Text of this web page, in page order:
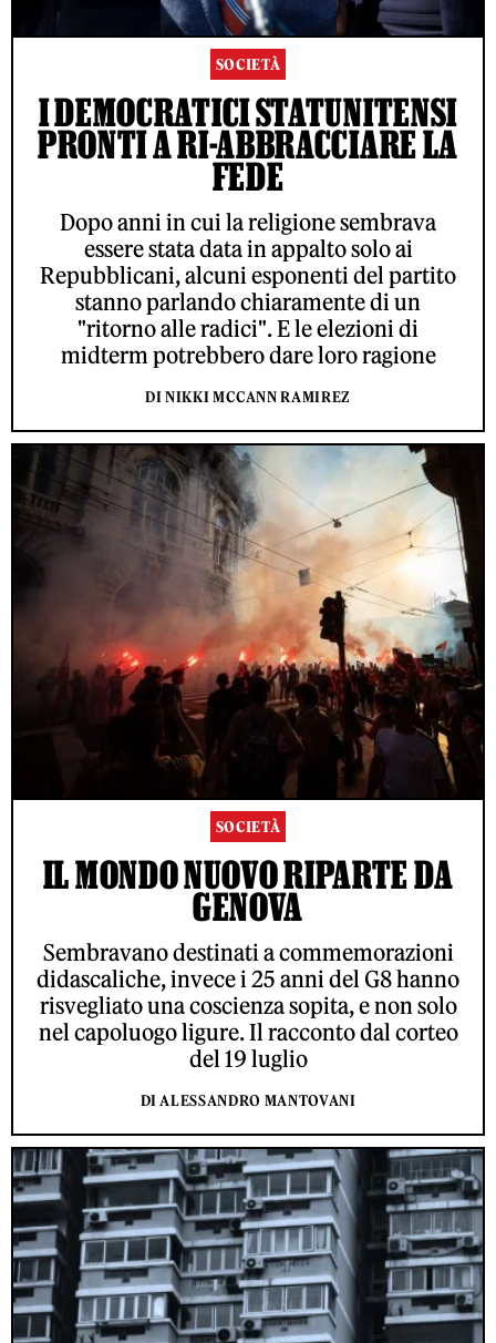
SOCIETÀ
I DEMOCRATICI STATUNITENSI
PRONTI A RI-ABBRACCIARE LA
FEDE
Dopo anni in cui la religione sembrava
essere stata data in appalto solo ai
Repubblicani, alcuni esponenti del partito
stanno parlando chiaramente di un
"ritorno alle radici". E le elezioni di
midterm potrebbero dare loro ragione
DI NIKKI MCCANN RAMIREZ
SOCIETÀ
IL MONDO NUOVO RIPARTE DA
GENOVA
Sembravano destinati a commemorazioni
didascaliche, invece i 25 anni del G8 hanno
risvegliato una coscienza sopita, e non solo
nel capoluogo ligure. Il racconto dal corteo
del 19 luglio
DI ALESSANDRO MANTOVANI